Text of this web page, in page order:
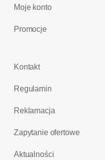
Moje konto
Promocje
Kontakt
Regulamin
Reklamacja
Zapytanie ofertowe
Aktualności